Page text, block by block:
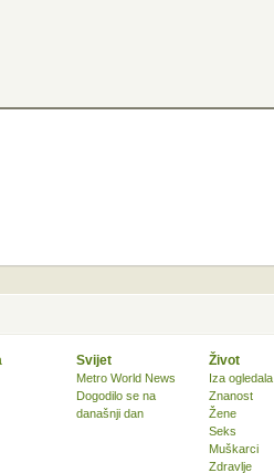
Svijet
Metro World News
Dogodilo se na
današnji dan
Život
Iza ogledala
Znanost
Žene
Seks
Muškarci
Zdravlje